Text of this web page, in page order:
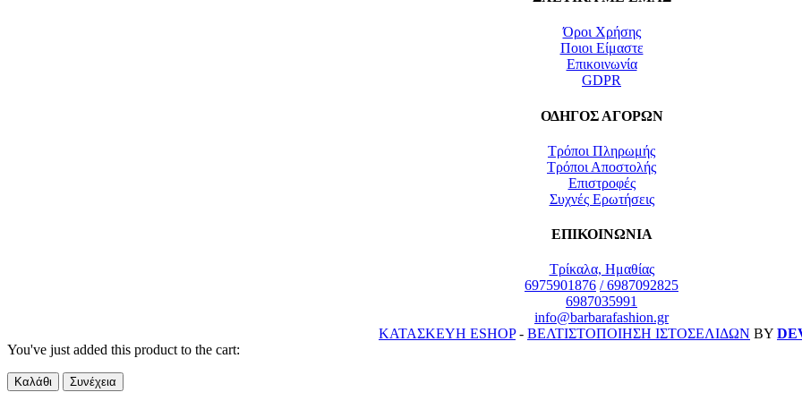
Όροι Χρήσης
Ποιοι Είμαστε
Επικοινωνία
GDPR
ΟΔΗΓΟΣ ΑΓΟΡΩΝ
Τρόποι Πληρωμής
Τρόποι Αποστολής
Επιστροφές
Συχνές Ερωτήσεις
ΕΠΙΚΟΙΝΩΝΙΑ
Τρίκαλα, Ημαθίας
6975901876 / 6987092825
6987035991
info@barbarafashion.gr
ΚΑΤΑΣΚΕΥΗ ESHOP- ΒΕΛΤΙΣΤΟΠΟΙΗΣΗ ΙΣΤΟΣΕΛΙΔΩΝ ΒΥ
You've just added this product to the cart:
Καλάθι Συνέχεια